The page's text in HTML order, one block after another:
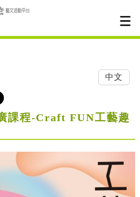
中文
課程-Craft FUN工藝趣